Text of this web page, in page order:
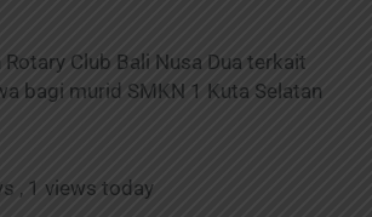
Club Bali Nusa Dua terkait
bagi murid SMKN 1 Kuta Selatan
, 1 views today